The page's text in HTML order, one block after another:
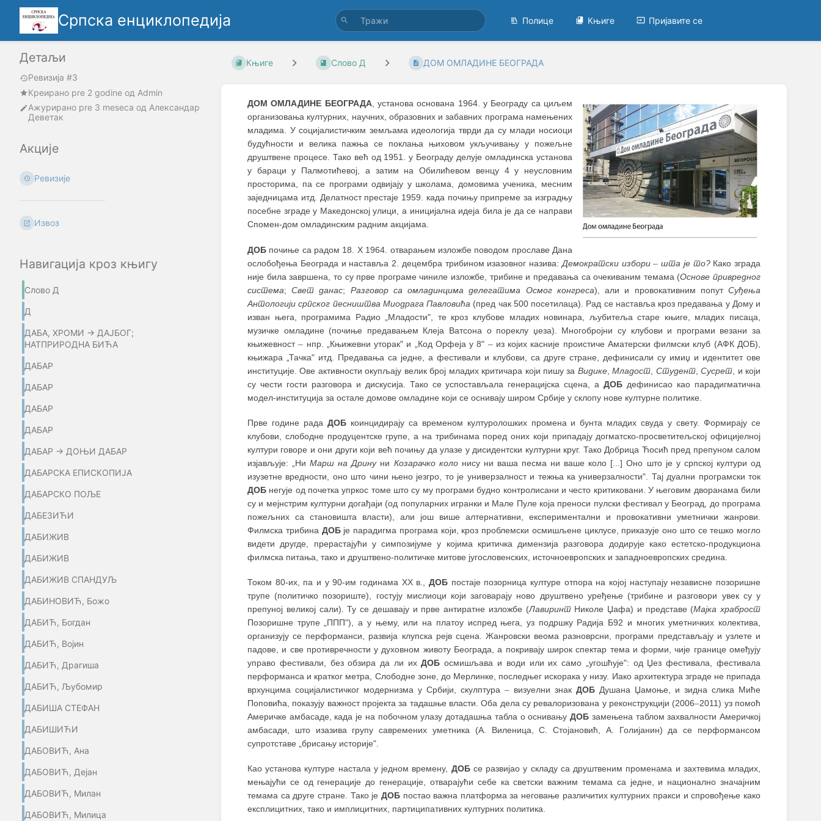
Српска енциклопедија Полице Књиге Пријавите се
Детаљи
Ревизија #3
Креирано pre 2 godine oд Admin
Ажурирано pre 3 meseca од Александар
Деветак
Акције
Ревизије
Извоз
Навигација кроз књигу
Слово Д
Д
ДАБА, ХРОМИ → ДАЈБОГ;
НАТПРИРОДНА БИЋА
ДАБАР
ДАБАР
ДАБАР
ДАБАР
ДАБАР → ДОЊИ ДАБАР
ДАБАРСКА ЕПИСКОПИЈА
ДАБАРСКО ПОЉЕ
ДАБЕЗИЋИ
ДАБИЖИВ
ДАБИЖИВ
ДАБИЖИВ СПАНДУЉ
ДАБИНОВИЋ, Божо
ДАБИЋ, Богдан
ДАБИЋ, Војин
ДАБИЋ, Драгиша
ДАБИЋ, Љубомир
ДАБИША СТЕФАН
ДАБИШИЋИ
ДАБОВИЋ, Ана
ДАБОВИЋ, Дејан
ДАБОВИЋ, Милан
ДАБОВИЋ, Милица
Књиге Слово Д ДОМ ОМЛАДИНЕ БЕОГРАДА
ДОМ ОМЛАДИНЕ БЕОГРАДА, установа основана 1964. у Београду са циљем
организовања културних, научних, образовних и забавних програма намењених
младима. У социјалистичким земљама идеологија тврди да су млади носиоци
будућности и велика пажња се поклања њиховом укључивању у пожељне
друштвене процесе. Тако већ од 1951. у Београду делује омладинска установа
у бараци у Палмотићевој, а затим на Обилићевом венцу 4 у неусловним
просторима, па се програми одвијају у школама, домовима ученика, месним
заједницама итд. Делатност престаје 1959. када почињу припреме за изградњу
посебне зграде у Македонској улици, а иницијална идеја била је да се направи
Спомен-дом омладинским радним акцијама.
ДОБ почиње са радом 18. X 1964. отварањем изложбе поводом прославе Дана
ослобођења Београда и наставља 2. децембра трибином изазовног назива: Демократски избори– шта је то?Како зграда
није била завршена, то су прве програме чиниле изложбе, трибине и предавања са очекиваним темама (Основе привредног
система;Свет данас; Разговор са омладинцима делегатима Осмог конгреса), али и провокативним попутСуђења
Антологији српског песништва Миодрага Павловића (пред чак 500 посетилаца). Рад се наставља кроз предавања у Дому и
изван њега, програмима Радио „Младости", те кроз клубове младих новинара, љубитеља старе књиге, младих писаца,
музичке омладине (почиње предавањем Клеја Ватсона о пореклу џеза). Многобројни су клубови и програми везани за
књижевност– нпр. „Књижевни уторак" и „Код Орфеја у 8" –из којих касније проистиче Аматерски филмски клуб (АФК ДОБ),
књижара „Тачка" итд. Предавања са једне, а фестивали и клубови, са друге стране, дефинисали су имиџ и идентитет ове
институције. Ове активности окупљају велик број младих критичара који пишу за Видике,Младост Студент,Сусрет , и који
су чести гости разговора и дискусија. Тако се успостављала генерацијска сцена, аДОБ дефинисао као парадигматична
модел-институција за остале домове омладине који се оснивају широм Србије у склопу нове културне политике.
Прве године рада ДОБкоинцидирају са временом културолошких промена и бунта младих свуда у свету. Формирају се
клубови, слободне продуцентске групе, а на трибинама поред оних који припадају догматско-просветитељској официјелној
култури говоре и они други који већ почињу да улазе у дисидентски културни круг. Тако Добрица Ћосић пред препуном салом
изјављује: „НиМарш на Дринуни Козарачко колонису ни ваша песма ни ваше коло [...] Оно што је у српској култури од
изузетне вредности, оно што чини њено језгро, то је универзалност и тежња ка универзалности". Тај дуални програмски ток
ДОБ негује од почетка упркос томе што су му програми будно контролисани и често критиковани. У његовим дворанама били
су и мејнстрим културни догађаји (од популарних игранки и Мале Пуле која преноси пулски фестивал у Београд, до програма
пожељних са становишта власти), али још више алтернативни, експериментални и провокативни уметнички жанрови.
Филмска трибина ДОБје парадигма програма који, кроз проблемски осмишљене циклусе, приказује оно што се тешко могло
видети другде, прерастајући у симпозијуме у којима критичка димензија разговора додирује како естетско-продукциона
филмска питања, тако и друштвено-политичке митове југословенских, источноевропских и западноевропских средина.
Током 80-их, па и у 90-им годинама ХХ в., ДОБ постаје позорница културе отпора на којој наступају независне позоришне
трупе (политичко позориште), гостују мислиоци који заговарају ново друштвено уређење (трибине и разговори увек су у
препуној великој сали). Ту се дешавају и прве антиратне изложбе (ЛавиринтНиколе Џафa) и представе (Мајка храброст
Позоришне трупе „ППП"), а у њему, или на платоу испред њега, уз подршку Радија Б92 и многих уметничких колектива,
организују се перформанси, развија клупска рејв сцена. Жанровски веома разноврсни, програми представљају и узлете и
падове, и све противречности у духовном животу Београда, а покривају широк спектар тема и форми, чије границе омеђују
управо фестивали, без обзира да ли ихДОБ осмишљава и води или их само „угошћује": од Џез фестивала, фестивала
перформанса и кратког метра, Слободне зоне, до Мерлинке, последњег искорака у низу. Иако архитектура зграде не припада
врхунцима социјалистичког модернизма у Србији, скулптура – визуелни знак ДОБ Душана Џамоње, и зидна слика Миће
Поповића, показују важност пројекта за тадашње власти. Оба дела су ревалоризована у реконструкцији (2006–2011) уз помоћ
Америчке амбасаде, када је на побочном улазу дотадашња табла о оснивањуДОБ замењена таблом захвалности Америчкој
амбасади, што изазива групу савремених уметника (А. Виленица, С. Стојановић, А. Голијанин) да се перформансом
супротставе „брисању историје".
Као установа културе настала у једном времену, ДОБсе развијао у складу са друштвеним променама и захтевима младих,
мењајући се од генерације до генерације, отварајући себе ка светски важним темама са једне, и национално значајним
темама са друге стране. Тако је ДОБпостао важна платформа за неговање различитих културних пракси и спровођење како
експлицитних, тако и имплицитних, партиципативних културних политика.